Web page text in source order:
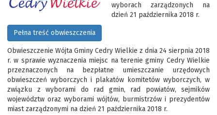
wyborach zarządzonych na
dzień 21 października 2018 r.
Pełna treść obwieszczenia
Obwieszczenie Wójta Gminy Cedry Wielkie z dnia 24 sierpnia 2018
r. w sprawie wyznaczenia miejsc na terenie gminy Cedry Wielkie
przeznaczonych na bezpłatne umieszczanie urzędowych
obwieszczeń wyborczych i plakatów komitetów wyborczych, w
związku z wyborami do rad gmin, rad powiatów, sejmików
województw oraz wyborami wójtów, burmistrzów i prezydentów
miast zarządzonymi na dzień 21 października 2018 r.